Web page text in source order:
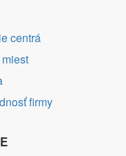
centrá
firmy